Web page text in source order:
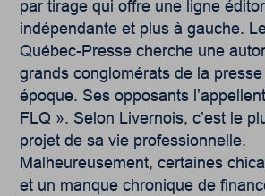
par tirage qui offre une ligne
indépendante et plus à gauche.
Québec-Presse cherche une
grands conglomérats de la
époque. Ses opposants
FLQ ». Selon Livernois, c’est le
projet de sa vie professionnelle.
Malheureusement, certaines
et un manque chronique de